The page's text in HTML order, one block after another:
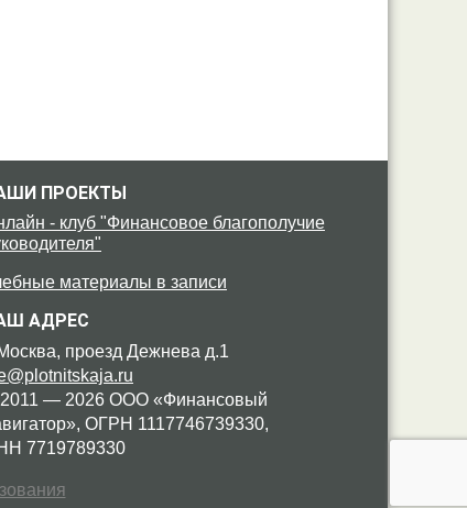
ПРОЕКТЫ
- клуб "Финансовое благополучие
материалы в записи
АДРЕС
проезд Дежнева д.1
— 2026 ООО «Финансовый
ОГРН 1117746739330,
7719789330